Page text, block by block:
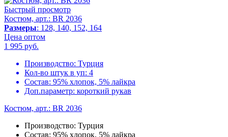
Быстрый просмотр
Костюм, арт.: BR 2036
Размеры: 128, 140, 152, 164
Цена оптом
1 995 руб.
Производство: Турция
Кол-во штук в уп: 4
Состав: 95% хлопок, 5% лайкра
Доп.параметр: короткий рукав
Костюм, арт.: BR 2036
Производство: Турция
Состав: 95% хлопок, 5% лайкра